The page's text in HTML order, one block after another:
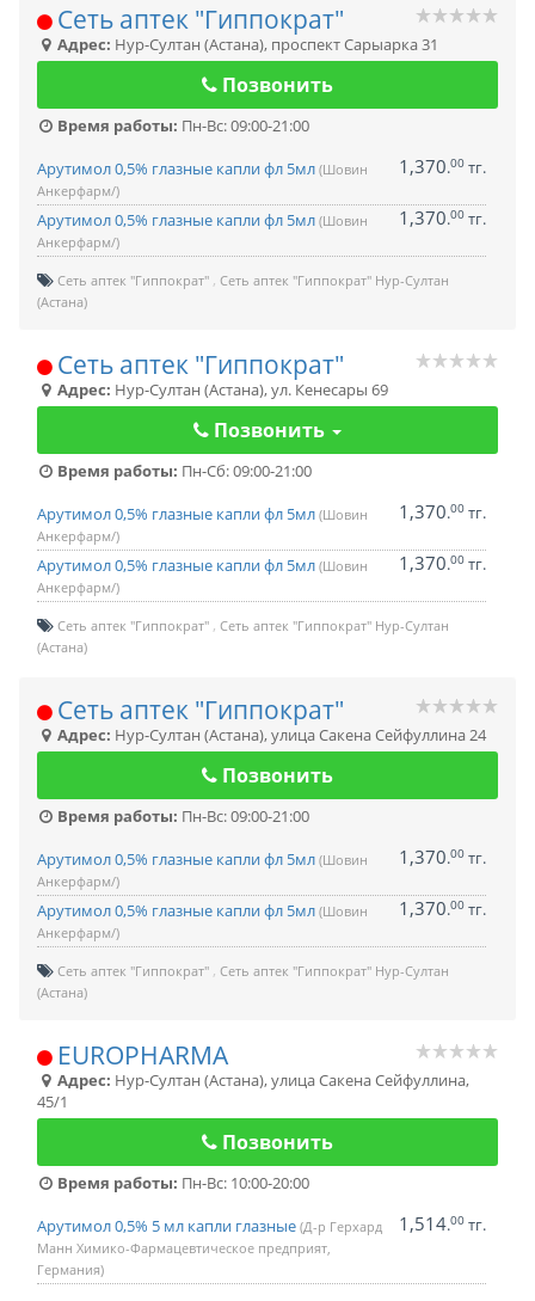
Сеть аптек "Гиппократ"
Адрес: Нур-Султан (Астана), проспект Сарыарка 31
Позвонить
Время работы: Пн-Вс: 09:00-21:00
Арутимол 0,5% глазные капли фл 5мл (Шовин
Анкерфарм/)
1,370.00 тг.
Арутимол 0,5% глазные капли фл 5мл (Шовин
Анкерфарм/)
1,370.00 тг.
Сеть аптек "Гиппократ" Сеть аптек "Гиппократ" Нур-Султан
(Астана)
Сеть аптек "Гиппократ"
Адрес: Нур-Султан (Астана),ул. Кенесары 69
Позвонить
Время работы: Пн-Сб: 09:00-21:00
Арутимол 0,5% глазные капли фл 5мл (Шовин
Анкерфарм/)
1,370.00 тг.
Арутимол 0,5% глазные капли фл 5мл (Шовин
Анкерфарм/)
1,370.00 тг.
Сеть аптек "Гиппократ" Сеть аптек "Гиппократ" Нур-Султан
(Астана)
Сеть аптек "Гиппократ"
Адрес: Нур-Султан (Астана),улица Сакена Сейфуллина 24
Позвонить
Время работы: Пн-Вс: 09:00-21:00
Арутимол 0,5% глазные капли фл 5мл (Шовин
Анкерфарм/)
1,370.00 тг.
Арутимол 0,5% глазные капли фл 5мл (Шовин
Анкерфарм/)
1,370.00 тг.
Сеть аптек "Гиппократ" Сеть аптек "Гиппократ" Нур-Султан
(Астана)
EUROPHARMA
Адрес: Нур-Султан (Астана),улица Сакена Сейфуллина,
45/1
Позвонить
Время работы: Пн-Вс: 10:00-20:00
Арутимол 0,5% 5 мл капли глазные (Д-р Герхард
Манн Химико-Фармацевтическое предприят,
Германия)
1,514.00 тг.